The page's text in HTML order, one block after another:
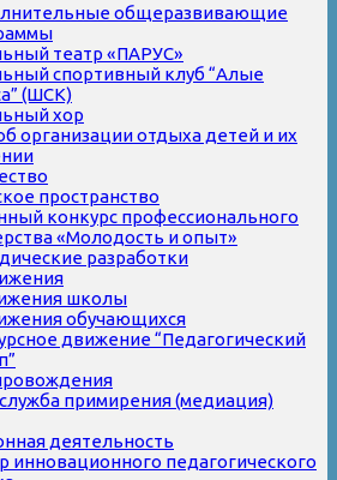
общеразвивающие
театр «ПАРУС»
спортивный клуб “Алые
(ШСК)
хор
организации отдыха детей и их
пространство
конкурс профессионального
«Молодость и опыт»
разработки
школы
обучающихся
движение “Педагогический
примирения (медиация)
деятельность
инновационного педагогического